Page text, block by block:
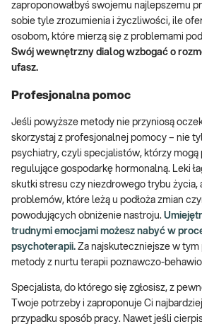
zaproponowałbyś swojemu najlepszemu
sobie tyle zrozumienia i życzliwości, ile
osobom, które mierzą się z problemami
Swój wewnętrzny dialog wzbogać o
ufasz.
Profesjonalna pomoc
Jeśli powyższe metody nie przyniosą
skorzystaj z profesjonalnej pomocy – nie
psychiatry, czyli specjalistów, którzy mogą
regulujące gospodarkę hormonalną. Leki
skutki stresu czy niezdrowego trybu życia,
problemów, które leżą u podłoża zmian
powodujących obniżenie nastroju.
trudnymi emocjami możesz nabyć w
psychoterapii. Za najskuteczniejsze w tym
metody z nurtu terapii poznawczo-
Specjalista, do którego się zgłosisz, z
Twoje potrzeby i zaproponuje Ci
przypadku sposób pracy. Nawet jeśli